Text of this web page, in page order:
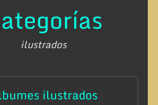
ilustrados
ilustrados